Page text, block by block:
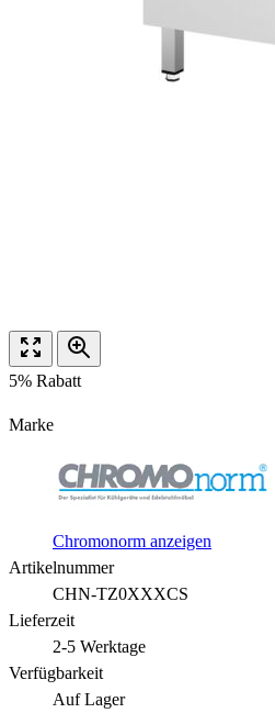
5% Rabatt
Marke
Chromonorm anzeigen
Artikelnummer
CHN-TZ0XXXCS
Lieferzeit
2-5 Werktage
Verfügbarkeit
Auf Lager